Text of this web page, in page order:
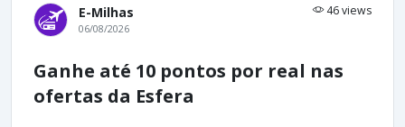
E-Milhas 46 views
06/08/2026
Ganhe até 10 pontos por real nas
ofertas da Esfera